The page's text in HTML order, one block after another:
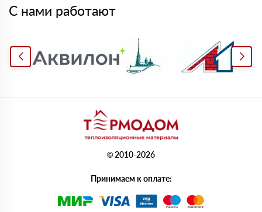
С нами работают
© 2010-2026
Принимаем к оплате: